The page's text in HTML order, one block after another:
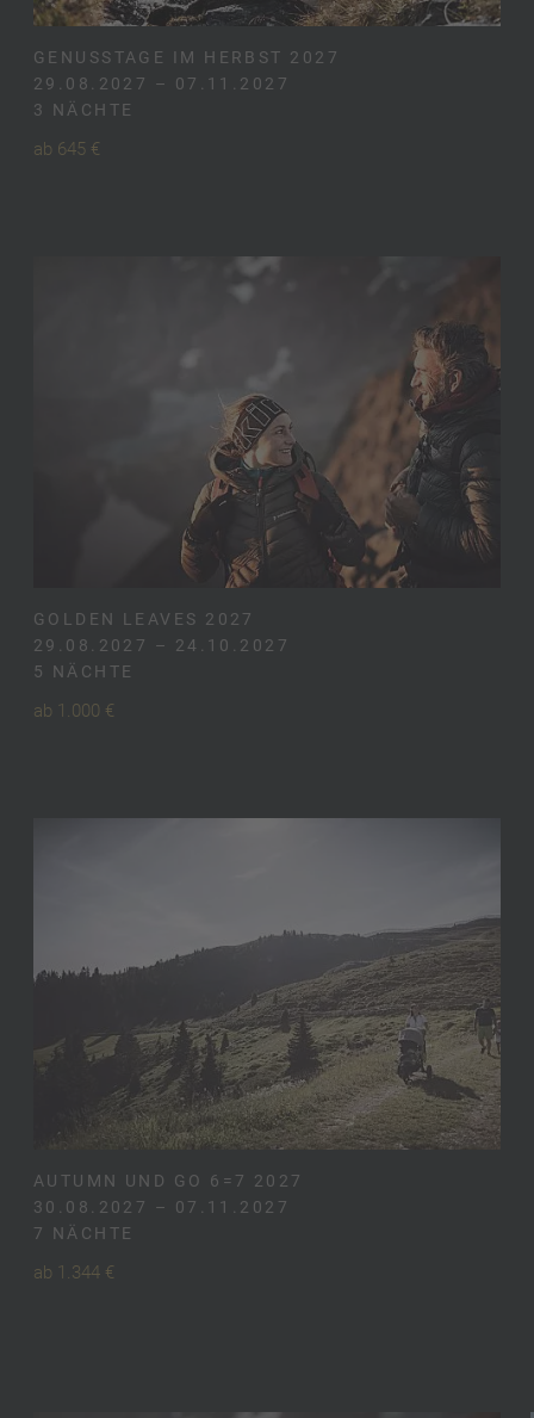
GENUSSTAGE IM HERBST 2027
29.08.2027 – 07.11.2027
3 NÄCHTE
ab 645 €
GOLDEN LEAVES 2027
29.08.2027 – 24.10.2027
5 NÄCHTE
ab 1.000 €
AUTUMN UND GO 6=7 2027
30.08.2027 – 07.11.2027
7 NÄCHTE
ab 1.344 €